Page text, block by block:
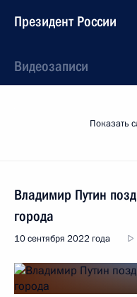
Президент России
Видеозаписи
Показать
Владимир Путин
города
10 сентября 2022 года